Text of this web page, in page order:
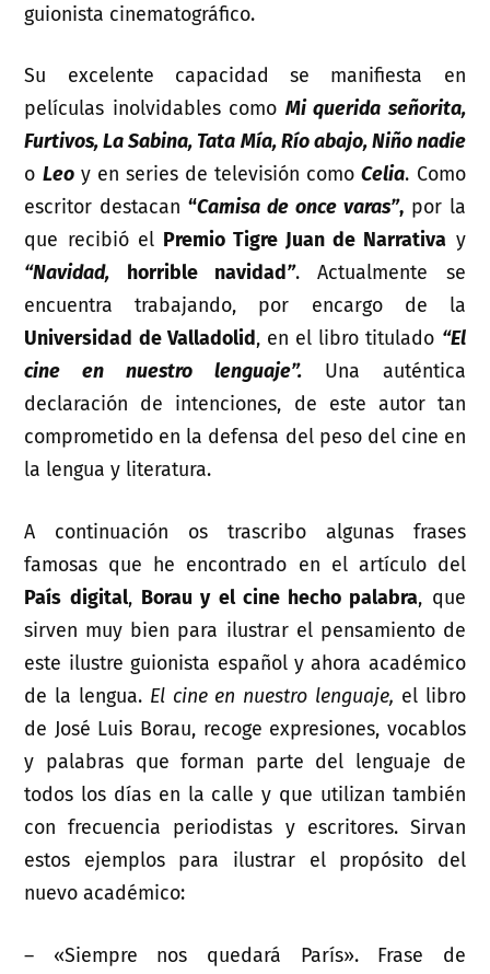
guionista cinematográfico.
Su excelente capacidad se manifiesta en
películas inolvidables como Mi querida señorita,
Furtivos, La Sabina, Tata Mía, Río abajo, Niño nadie
o Leoy en series de televisión comoCelia. Como
escritor destacan“Camisa de once varas”,por la
que recibió el Premio Tigre Juan de Narrativa y
“Navidad, horrible navidad”. Actualmente se
encuentra trabajando, por encargo de la
Universidad de Valladolid, en el libro titulado “El
cine en nuestro lenguaje”.Una auténtica
declaración de intenciones, de este autor tan
comprometido en la defensa del peso del cine en
la lengua y literatura.
A continuación os trascribo algunas frases
famosas que he encontrado en el artículo del
País digital, Borau y el cine hecho palabra, que
sirven muy bien para ilustrar el pensamiento de
este ilustre guionista español y ahora académico
de la lengua. El cine en nuestro lenguaje, el libro
de José Luis Borau, recoge expresiones, vocablos
y palabras que forman parte del lenguaje de
todos los días en la calle y que utilizan también
con frecuencia periodistas y escritores. Sirvan
estos ejemplos para ilustrar el propósito del
nuevo académico:
– «Siempre nos quedará París». Frase de